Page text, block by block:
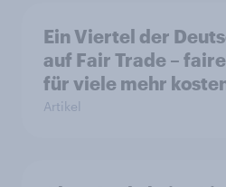
Ein Viertel der
auf Fair Trade –
für viele mehr
Artikel